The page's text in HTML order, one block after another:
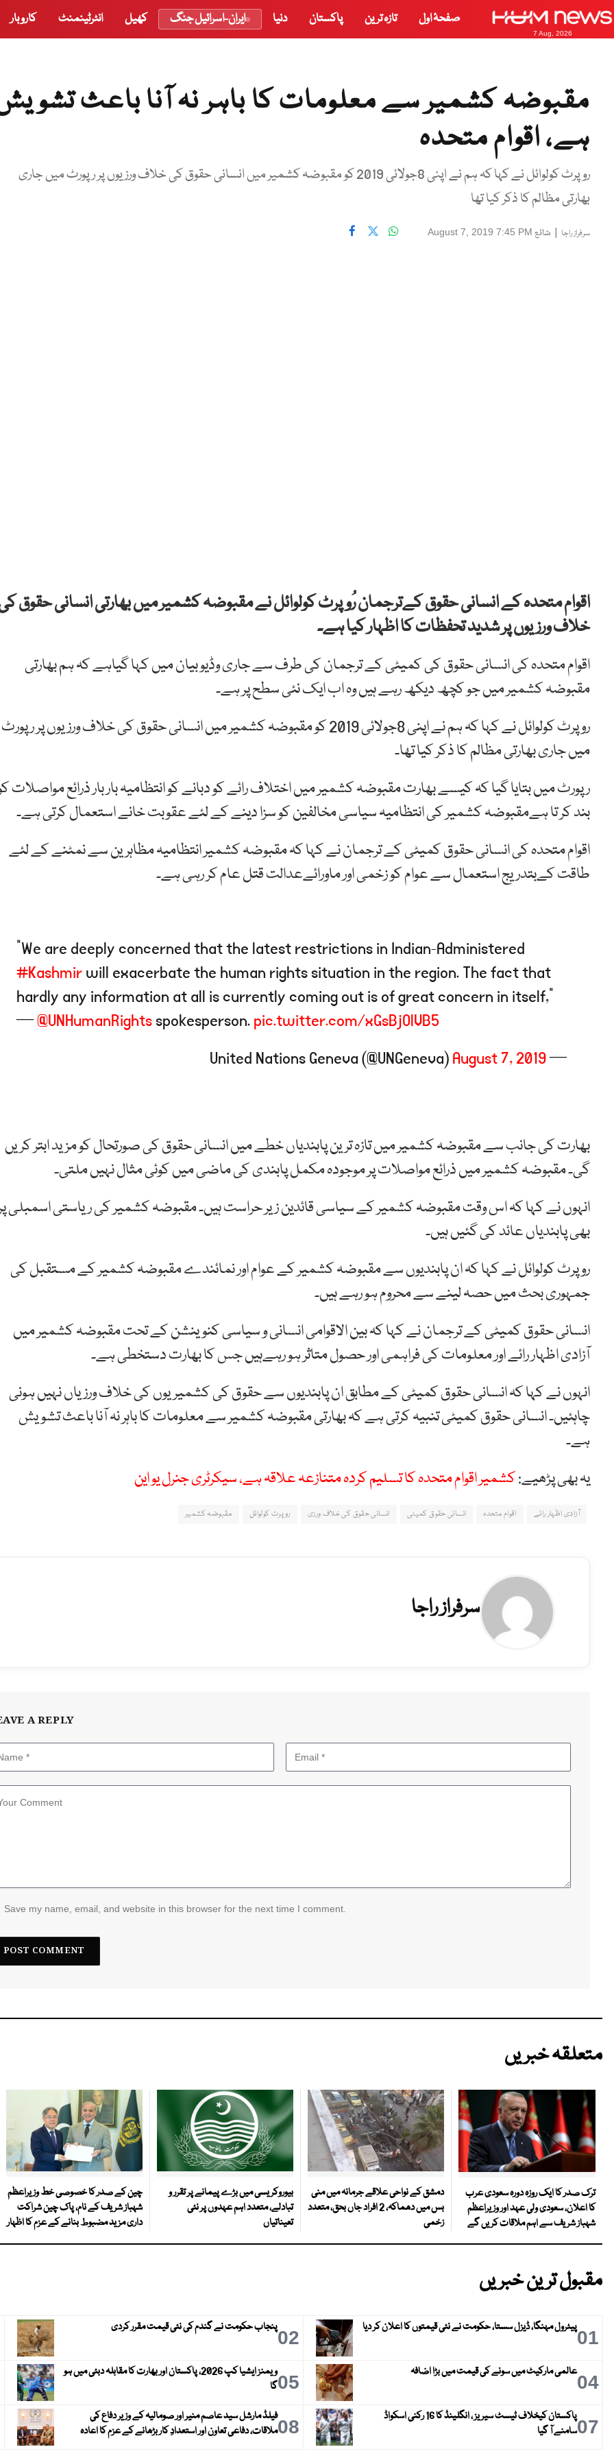
7 Aug, 2026
صفحۂ اول تازہ ترین پاکستان دنیا ایران-اسرائیل جنگ کھیل انٹرٹینمنٹ کاروبار
مقبوضہ کشمیر سے معلومات کا باہر نہ آنا باعث
ہے، اقوام متحدہ
روپرٹ کولوائل نے کہا کہ ہم نے اپنی 8جولائی 2019 کو مقبوضہ کشمیر میں انسانی حقوق کی خلاف ورزیوں پر رپورٹ میں جاری
بھارتی مظالم کا ذکر کیا تھا
سرفراز راجا | شائع August 7, 2019 7:45 PM
اقوام متحدہ کے انسانی حقوق کےترجمان رُوپرٹ کولوائل نے مقبوضہ کشمیر میں بھارتی انسانی حقوق
خلاف ورزیوں پر شدید تحفظات کا اظہار کیا ہے۔
اقوام متحدہ کی انسانی حقوق کی کمیٹی کے ترجمان کی طرف سے جاری وڈیو بیان میں کہا گیاہے کہ ہم بھارتی
مقبوضہ کشمیر میں جو کچھ دیکھ رہے ہیں وہ اب ایک نئی سطح پر ہے۔
روپرٹ کولوائل نے کہا کہ ہم نے اپنی 8جولائی 2019 کو مقبوضہ کشمیر میں انسانی حقوق کی خلاف ورزیوں پر رپورٹ
میں جاری بھارتی مظالم کا ذکر کیا تھا۔
رپورٹ میں بتایا گیا کہ کیسے بھارت مقبوضہ کشمیر میں اختلاف رائے کو دبانے کو انتظامیہ بار بار ذرائع مواصلات
بند کر تا ہےمقبوضہ کشمیر کی انتظامیہ سیاسی مخالفین کو سزا دینے کے لئے عقوبت خانے استعمال کرتی ہے۔
اقوام متحدہ کی انسانی حقوق کمیٹی کے ترجمان نے کہا کہ مقبوضہ کشمیر انتظامیہ مظاہرین سے نمٹنے کے لئے
طاقت کےبتدریج استعمال سے عوام کو زخمی اور ماورائےعدالت قتل عام کر رہی ہے۔
"We are deeply concerned that the latest restrictions in Indian-Administered
#Kashmirwill exacerbate the human rights situation in the region. The fact that
hardly any information at all is currently coming out is of great concern in itself,"
—@UNHumanRightsspokesperson.pic.twitter.com/xGsBjOlVB5
— United Nations Geneva (@UNGeneva)
August 7, 2019
بھارت کی جانب سے مقبوضہ کشمیر میں تازہ ترین پابندیاں خطے میں انسانی حقوق کی صورتحال کو مزید ابتر کریں
گی۔ مقبوضہ کشمیر میں ذرائع مواصلات پر موجودہ مکمل پابندی کی ماضی میں کوئی مثال نہیں ملتی۔
انہوں نے کہا کہ اس وقت مقبوضہ کشمیر کے سیاسی قائدین زیر حراست ہیں۔ مقبوضہ کشمیر کی ریاستی اسمبلی
بھی پابندیاں عائد کی گئیں ہیں۔
روپرٹ کولوائل نے کہا کہ ان پابندیوں سے مقبوضہ کشمیر کے عوام اور نمائندے مقبوضہ کشمیر کے مستقبل کی
جمہوری بحث میں حصہ لینے سے محروم ہو رہے ہیں۔
انسانی حقوق کمیٹی کے ترجمان نے کہا کہ بین الاقوامی انسانی و سیاسی کنوینشن کے تحت مقبوضہ کشمیر میں
آزادی اظہار رائے اور معلومات کی فراہمی اور حصول متاثر ہو رہےہیں جس کا بھارت دستخطی ہے۔
انہوں نے کہا کہ انسانی حقوق کمیٹی کے مطابق ان پابندیوں سے حقوق کی کشمیریوں کی خلاف ورزیاں نہیں ہونی
چاہئیں۔ انسانی حقوق کمیٹی تنبیہ کرتی ہے کہ بھارتی مقبوضہ کشمیر سے معلومات کا باہر نہ آنا باعث تشویش
ہے۔
یہ بھی پڑھیے:کشمیر اقوام متحدہ کا تسلیم کردہ متنازعہ علاقہ ہے، سیکرٹری جنرل یو این
آزادی اظہار رائے اقوام متحدہ انسانی حقوق کمیٹی انسانی حقوق کی خلاف ورزی روپرٹ کولوائل مقبوضہ کشمیر
سرفراز راجا
A REPLY
Save my name, email, and website in this browser for the next time I comment.
متعلقہ خبریں
ترک صدر کا ایک روزہ دورہ سعودی عرب
کا اعلان، سعودی ولی عہد اور وزیراعظم
شہباز شریف سے اہم ملاقات کریں گے
دمشق کے نواحی علاقے جرمانہ میں منی
بس میں دھماکہ، 2 افراد جاں بحق، متعدد
زخمی
بیوروکریسی میں بڑے پیمانے پر تقرر و
تبادلے، متعدد اہم عہدوں پر نئی
تعیناتیاں
چین کے صدر کا خصوصی خط وزیراعظم
شہباز شریف کے نام، پاک چین شراکت
داری مزید مضبوط بنانے کے عزم کا اظہار
مقبول ترین خبریں
01پیٹرول مہنگا، ڈیزل سستا، حکومت نے نئی قیمتوں کا اعلان کر دیا 02پنجاب حکومت نے گندم کی نئی قیمت مقرر کردی
04عالمی مارکیٹ میں سونے کی قیمت میں بڑا اضافہ 05
ویمنز ایشیا کپ 2026، پاکستان اور بھارت کا مقابلہ دبئی میں ہو
گا
07
پاکستان کیخلاف ٹیسٹ سیریز ، انگلینڈ کا 16 رکنی اسکواڈ
سامنے آ گیا
08فیلڈ مارشل سید عاصم منیر اور صومالیہ کے وزیر دفاع کی
ملاقات، دفاعی تعاون اور استعدادِ کار بڑھانے کے عزم کا اعادہ